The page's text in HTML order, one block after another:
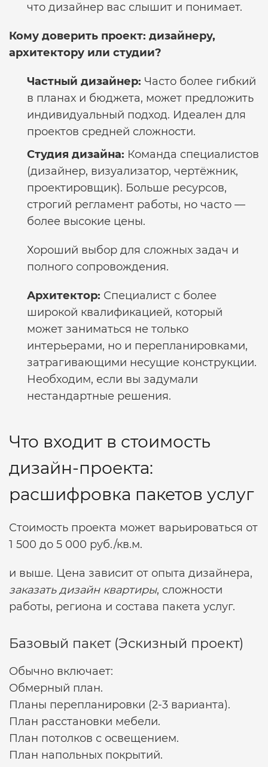
что дизайнер вас слышит и понимает.
Кому доверить проект: дизайнеру,
архитектору или студии?
Частный дизайнер: Часто более гибкий
в планах и бюджета, может предложить
индивидуальный подход. Идеален для
проектов средней сложности.
Студия дизайна: Команда специалистов
(дизайнер, визуализатор, чертёжник,
проектировщик). Больше ресурсов,
строгий регламент работы, но часто —
более высокие цены.
Хороший выбор для сложных задач и
полного сопровождения.
Архитектор: Специалист с более
широкой квалификацией, который
может заниматься не только
интерьерами, но и перепланировками,
затрагивающими несущие конструкции.
Необходим, если вы задумали
нестандартные решения.
Что входит в стоимость
дизайн-проекта:
расшифровка пакетов услуг
Стоимость проекта может варьироваться от
1 500 до 5 000 руб./кв.м.
и выше. Цена зависит от опыта дизайнера,
заказать дизайн квартиры, сложности
работы, региона и состава пакета услуг.
Базовый пакет (Эскизный проект)
Обычно включает:
Обмерный план.
Планы перепланировки (2-3 варианта).
План расстановки мебели.
План потолков с освещением.
План напольных покрытий.